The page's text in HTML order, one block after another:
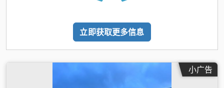
立即获取更多信息
小广告